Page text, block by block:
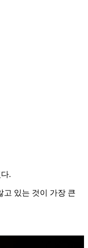
.
고 있는 것이 가장 큰